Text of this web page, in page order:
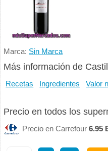
Marca: Sin Marca
Más información de
Recetas Ingredientes Valor
Precio en todos los
Precio en Carrefour6.95